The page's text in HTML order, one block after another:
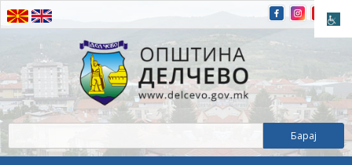
Прескокнете на содржината
Општина Делчево
Општина Делчево